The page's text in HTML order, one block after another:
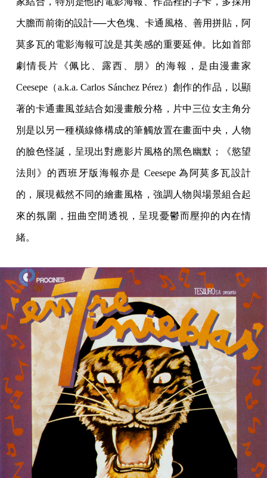
大膽而前衛的設計──大色塊、卡通風格、善用拼貼，阿
莫多瓦的電影海報可說是其美感的重要延伸。比如首部
劇情長片《佩比、露西、朋》的海報，是由漫畫家
Ceesepe（a.k.a. Carlos Sánchez Pérez）創作的作品，以顯
著的卡通畫風並結合如漫畫般分格，片中三位女主角分
別是以另一種橫線條構成的筆觸放置在畫面中央，人物
的臉色怪誕，呈現出對應影片風格的黑色幽默；《慾望
法則》的西班牙版海報亦是 Ceesepe 為阿莫多瓦設計
的，展現截然不同的繪畫風格，強調人物與場景組合起
來的氛圍，扭曲空間透視，呈現憂鬱而壓抑的內在情
緒。